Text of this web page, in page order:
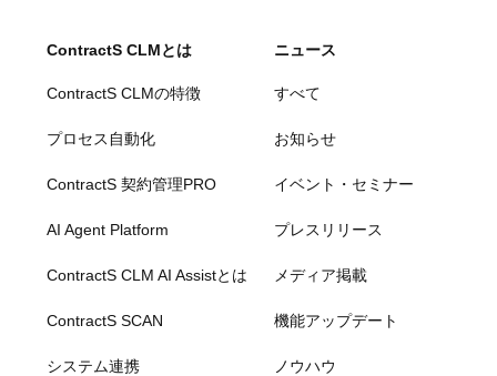
ContractS CLMとは
ContractS CLMの特徴
プロセス自動化
ContractS 契約管理PRO
AI Agent Platform
ContractS CLM AI Assistとは
ContractS SCAN
システム連携
ニュース
すべて
お知らせ
イベント・セミナー
プレスリリース
メディア掲載
機能アップデート
ノウハウ